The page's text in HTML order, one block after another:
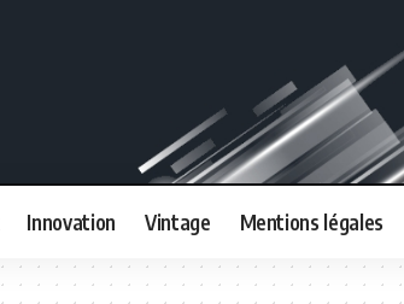
Innovation Vintage Mentions légales